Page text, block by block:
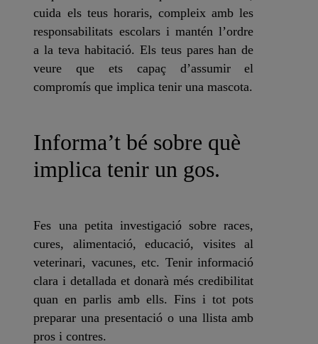
cuida els teus horaris, compleix amb les
responsabilitats escolars i mantén l’ordre
a la teva habitació. Els teus pares han de
veure que ets capaç d’assumir el
compromís que implica tenir una mascota.
Informa’t bé sobre què
implica tenir un gos.
Fes una petita investigació sobre races,
cures, alimentació, educació, visites al
veterinari, vacunes, etc. Tenir informació
clara i detallada et donarà més credibilitat
quan en parlis amb ells. Fins i tot pots
preparar una presentació o una llista amb
pros i contres.